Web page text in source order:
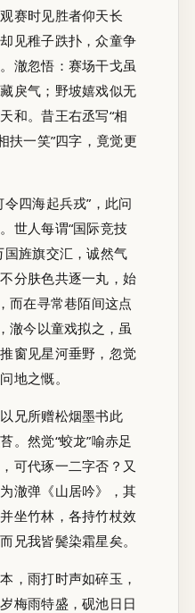
赛时见胜者仰天长
见稚子跌扑，众童争
澈忽悟：赛场干戈虽
戾气；野坡嬉戏似无
和。昔王右丞写“相
扶一笑”四字，竟觉更
四海起兵戎”，此问
世人每谓“国际竞技
国旌旗交汇，诚然气
分肤色共逐一丸，始
而在寻常巷陌间这点
澈今以童戏拟之，虽
窗见星河垂野，忽觉
地之慨。
兄所赠松烟墨书此
。然觉“蛟龙”喻赤足
可代琢一二字否？又
澈弹《山居吟》，其
坐竹林，各持竹杖效
兄我皆鬓染霜星矣。
，雨打时声如碎玉，
梅雨特盛，砚池日日